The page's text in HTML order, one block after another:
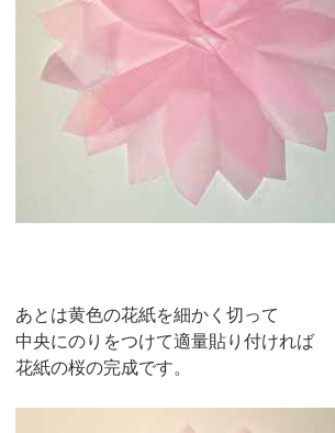
あとは黄色の花紙を細かく切って
中央にのりをつけて適量貼り付ければ
花紙の桜の完成です。